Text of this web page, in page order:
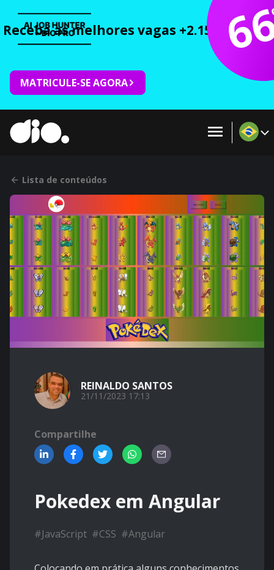
Receba as melhores vagas +2.150 cursos
MATRICULE-SE AGORA
Lista de conteúdos
REINALDO SANTOS
21/11/2023 17:13
Compartilhe
Pokedex em Angular
#JavaScript #CSS #Angular